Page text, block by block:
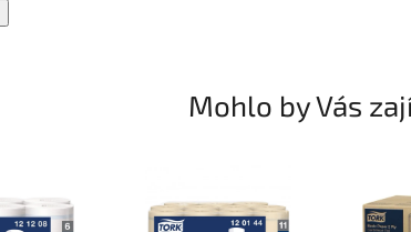
Mohlo by Vás